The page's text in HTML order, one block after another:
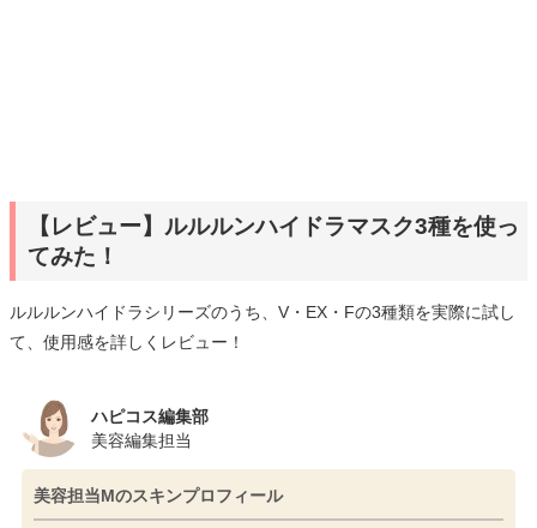
【レビュー】ルルルンハイドラマスク3種を使っ
てみた！
ルルルンハイドラシリーズのうち、V・EX・Fの3種類を実際に試し
て、使用感を詳しくレビュー！
ハピコス編集部
美容編集担当
美容担当Mのスキンプロフィール